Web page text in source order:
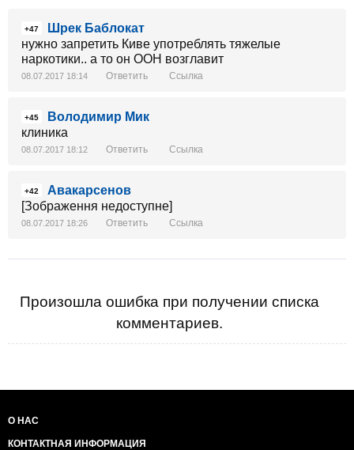
+47
Шрек Баблокат
нужно запретить Киве употреблять тяжелые
наркотики.. а то он ООН возглавит
08.07.2017 18:14 Ответить Ссылка
+45
Володимир Мик
клиника
08.07.2017 18:12 Ответить Ссылка
+42
Авакарсенов
[Зображення недоступне]
08.07.2017 18:26 Ответить Ссылка
Произошла ошибка при получении списка
комментариев.
О НАС
КОНТАКТНАЯ ИНФОРМАЦИЯ